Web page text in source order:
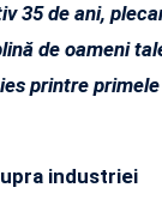
35 de ani,
de oameni
printre
industriei